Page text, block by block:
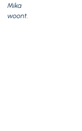
Mika
woont.